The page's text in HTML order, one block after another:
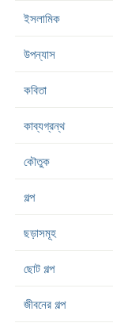
ইসলামিক
উপন্যাস
কবিতা
কাব্যগ্রন্থ
কৌতুক
গল্প
ছড়াসমূহ
ছোট গল্প
জীবনের গল্প